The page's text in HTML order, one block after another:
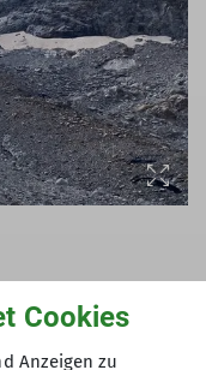
hält der
Cookies
Anzeigen zu